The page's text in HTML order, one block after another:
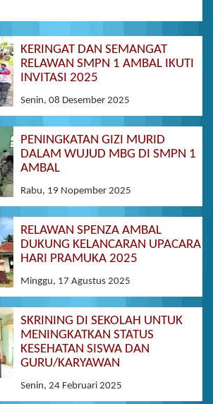
KERINGAT DAN SEMANGAT
RELAWAN SMPN 1 AMBAL IKUTI
INVITASI 2025
Senin, 08 Desember 2025
PENINGKATAN GIZI MURID
DALAM WUJUD MBG DI SMPN 1
AMBAL
Rabu, 19 Nopember 2025
RELAWAN SPENZA AMBAL
DUKUNG KELANCARAN UPACARA
HARI PRAMUKA 2025
Minggu, 17 Agustus 2025
SKRINING DI SEKOLAH UNTUK
MENINGKATKAN STATUS
KESEHATAN SISWA DAN
GURU/KARYAWAN
Senin, 24 Februari 2025